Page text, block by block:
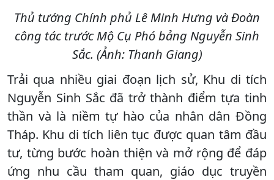
Thủ tướng Chính phủ Lê Minh Hưng và Đoàn
công tác trước Mộ Cụ Phó bảng Nguyễn Sinh
Sắc. (Ảnh: Thanh Giang)
Trải qua nhiều giai đoạn lịch sử, Khu di tích
Nguyễn Sinh Sắc đã trở thành điểm tựa tinh
thần và là niềm tự hào của nhân dân Đồng
Tháp. Khu di tích liên tục được quan tâm đầu
tư, từng bước hoàn thiện và mở rộng để đáp
ứng nhu cầu tham quan, giáo dục truyền